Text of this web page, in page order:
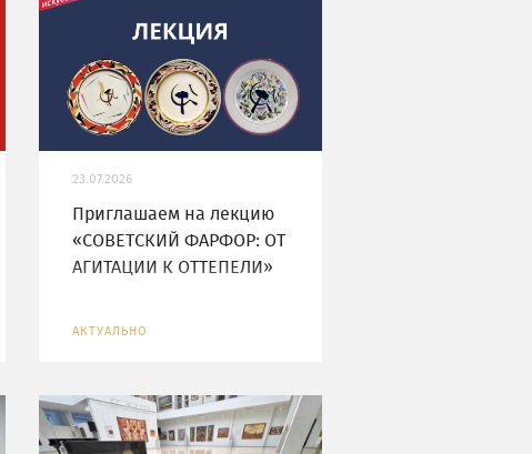
23.07.2026
Приглашаем на лекцию
«СОВЕТСКИЙ ФАРФОР: ОТ
АГИТАЦИИ К ОТТЕПЕЛИ»
АКТУАЛЬНО